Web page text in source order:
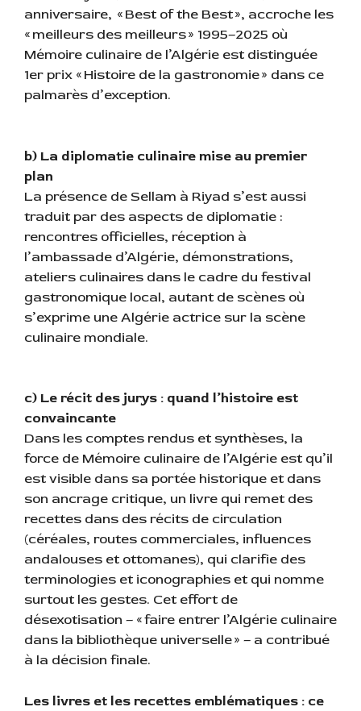
anniversaire, « Best of the Best », accroche les
« meilleurs des meilleurs » 1995–2025 où
Mémoire culinaire de l’Algérie est distinguée
1er prix « Histoire de la gastronomie » dans ce
palmarès d’exception.
b) La diplomatie culinaire mise au premier
plan
La présence de Sellam à Riyad s’est aussi
traduit par des aspects de diplomatie :
rencontres officielles, réception à
l’ambassade d’Algérie, démonstrations,
ateliers culinaires dans le cadre du festival
gastronomique local, autant de scènes où
s’exprime une Algérie actrice sur la scène
culinaire mondiale.
c) Le récit des jurys : quand l’histoire est
convaincante
Dans les comptes rendus et synthèses, la
force de Mémoire culinaire de l’Algérie est qu’il
est visible dans sa portée historique et dans
son ancrage critique, un livre qui remet des
recettes dans des récits de circulation
(céréales, routes commerciales, influences
andalouses et ottomanes), qui clarifie des
terminologies et iconographies et qui nomme
surtout les gestes. Cet effort de
désexotisation – « faire entrer l’Algérie culinaire
dans la bibliothèque universelle » – a contribué
à la décision finale.
Les livres et les recettes emblématiques : ce